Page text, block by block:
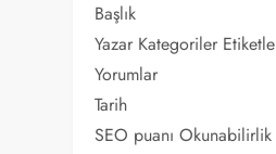
Başlık
Yazar Kategoriler
Yorumlar
Tarih
SEO puanı